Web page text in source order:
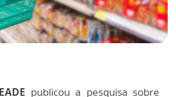
publicou a pesquisa sobre